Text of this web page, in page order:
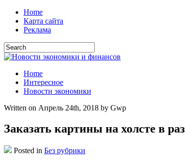
Home
Карта сайта
Реклама
Home
Интересное
Новости экономики
Written on Апрель 24th, 2018 by Gwp
Заказать картины на холсте в
Posted in Без рубрики